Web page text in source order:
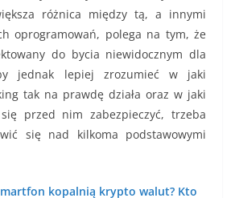
różnica między tą, a innymi
oprogramowań, polega na tym, że
do bycia niewidocznym dla
jednak lepiej zrozumieć w jaki
tak na prawdę działa oraz w jaki
przed nim zabezpieczyć, trzeba
się nad kilkoma podstawowymi
kopalnią krypto walut? Kto